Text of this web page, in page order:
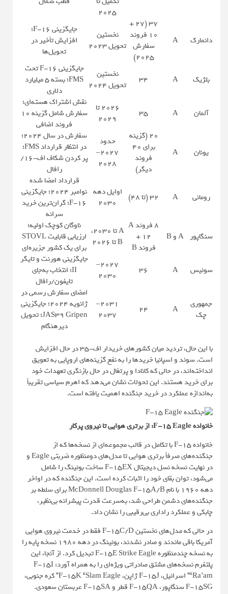
۲۰۲۵
دانمارک A
۳۷ (۲۷ +
۱۰ فروند
سفارش
۲۰۲۵)
نخستین
تحویل ۲۰۲۳
جایگزینی F-16؛
افزایش تأخیر در
تحویل‌ها
بلژیک A ۳۴
نخستین
تحویل ۲۰۲۴
جایگزینی F-16 تحت
FMS؛ بسته ۵ میلیارد
دلاری
آلمان
A ۳۵
۲۰۲۶ تا
۲۰۲۹
نقش اشتراک هسته‌ای؛
سفارش شامل گزینه ۱۰
فروند اضافی
یونان A
۲۰ (گزینه
برای ۴۰
فروند
دیگر)
حدود
۲۰۲۷–
۲۰۲۸
سفارش در سال ۲۰۲۴؛
در انتظار قرارداد FMS؛
پر کردن شکاف اف-۱۶/
رافال
رومانی A ۳۲ (تا ۴۸)
اوایل دهه
۲۰۳۰
قرارداد امضا شده
نوامبر ۲۰۲۴؛ جایگزینی
F-16؛ گران‌ترین خرید
سرانه
سنگاپور A و B
۸ فروند A
+ 12
فروند B
A تا ۲۰۳۰،
B تا ۲۰۲۶
ناوگان کوچک اولیه؛
ارزیابی قابلیت STOVL
برای یک کشور جزیره‌ای
سوئیس
A ۳۶
۲۰۲۷–
۲۰۳۰
جایگزینی هورنت و تایگر
II؛ انتخاب به‌جای
تایفون/رافال
جمهوری
چک
A ۲۴
۲۰۳۱–
۲۰۳۷
امضای سفارش رسمی در
ژانویه ۲۰۲۴؛ جایگزینی
JAS39 Gripen؛ تحویل
دیرهنگام
با این حال، تردید میان کشورهای خریدار اف-۳۵ در حال افزایش
است. سوئد و اسپانیا خریدها را به نفع گزینه‌های اروپایی به تعویق
انداخته‌اند، در حالی که کانادا و پرتغال در حال بازنگری تعهدات خود
برای خرید هستند. این تحولات نشان می‌دهد که اهرم سیاسی تقریباً
به‌اندازه عملکرد در خرید جنگنده اهمیت یافته است.
خانواده F-15 Eagle: از برتری هوایی تا نیروی پرکار
خانواده F-15 با تکامل در قالب مجموعه‌ای از نسخه‌ها که از
جنگنده‌های صرفاً برتری هوایی تا مدل‌های دومنظوره ضربتی Eagle و
در نهایت نسخه نسل دیجیتال F-15EX ساخت بوئینگ را شامل
می‌شود، توان بقای خود را اثبات کرده است. این جنگنده که در اواخر
دهه ۱۹۶۰ با نام McDonnell Douglas F-15A/B برای سلطه بر
جنگنده‌های دشمن طراحی شد، به‌سرعت قدرت پیشرانه بی‌نظیر،
چابکی و عملکرد راداری بی‌رقیبی را نشان داد.
در حالی که مدل‌های نخستین F-15C/D فقط در خدمت نیروی هوایی
آمریکا باقی ماندند و صادر نشدند، بوئینگ در دهه ۱۹۸۰ نسخه پایه را
به نسخه چندمنظوره F-15E Strike Eagle تبدیل کرد. از آنجا، این
پلتفرم نسخه‌های مشتق صادراتی ویژه‌ای را به همراه آورد: F-15I
“Ra’am” اسرائیل، F-15J ژاپن، F-15K “Slam Eagle” کره جنوبی،
F-15SG سنگاپور، F-15QA قطر و F-15SA عربستان سعودی.